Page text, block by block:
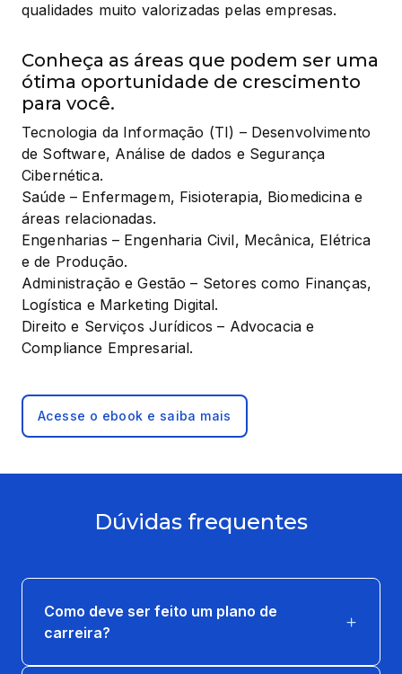
qualidades muito valorizadas pelas empresas.
Conheça as áreas que podem ser uma
ótima oportunidade de crescimento
para você.
Tecnologia da Informação (TI) – Desenvolvimento
de Software, Análise de dados e Segurança
Cibernética.
Saúde – Enfermagem, Fisioterapia, Biomedicina e
áreas relacionadas.
Engenharias – Engenharia Civil, Mecânica, Elétrica
e de Produção.
Administração e Gestão – Setores como Finanças,
Logística e Marketing Digital.
Direito e Serviços Jurídicos – Advocacia e
Compliance Empresarial.
Acesse o ebook e saiba mais
Dúvidas frequentes
Como deve ser feito um plano de
carreira?